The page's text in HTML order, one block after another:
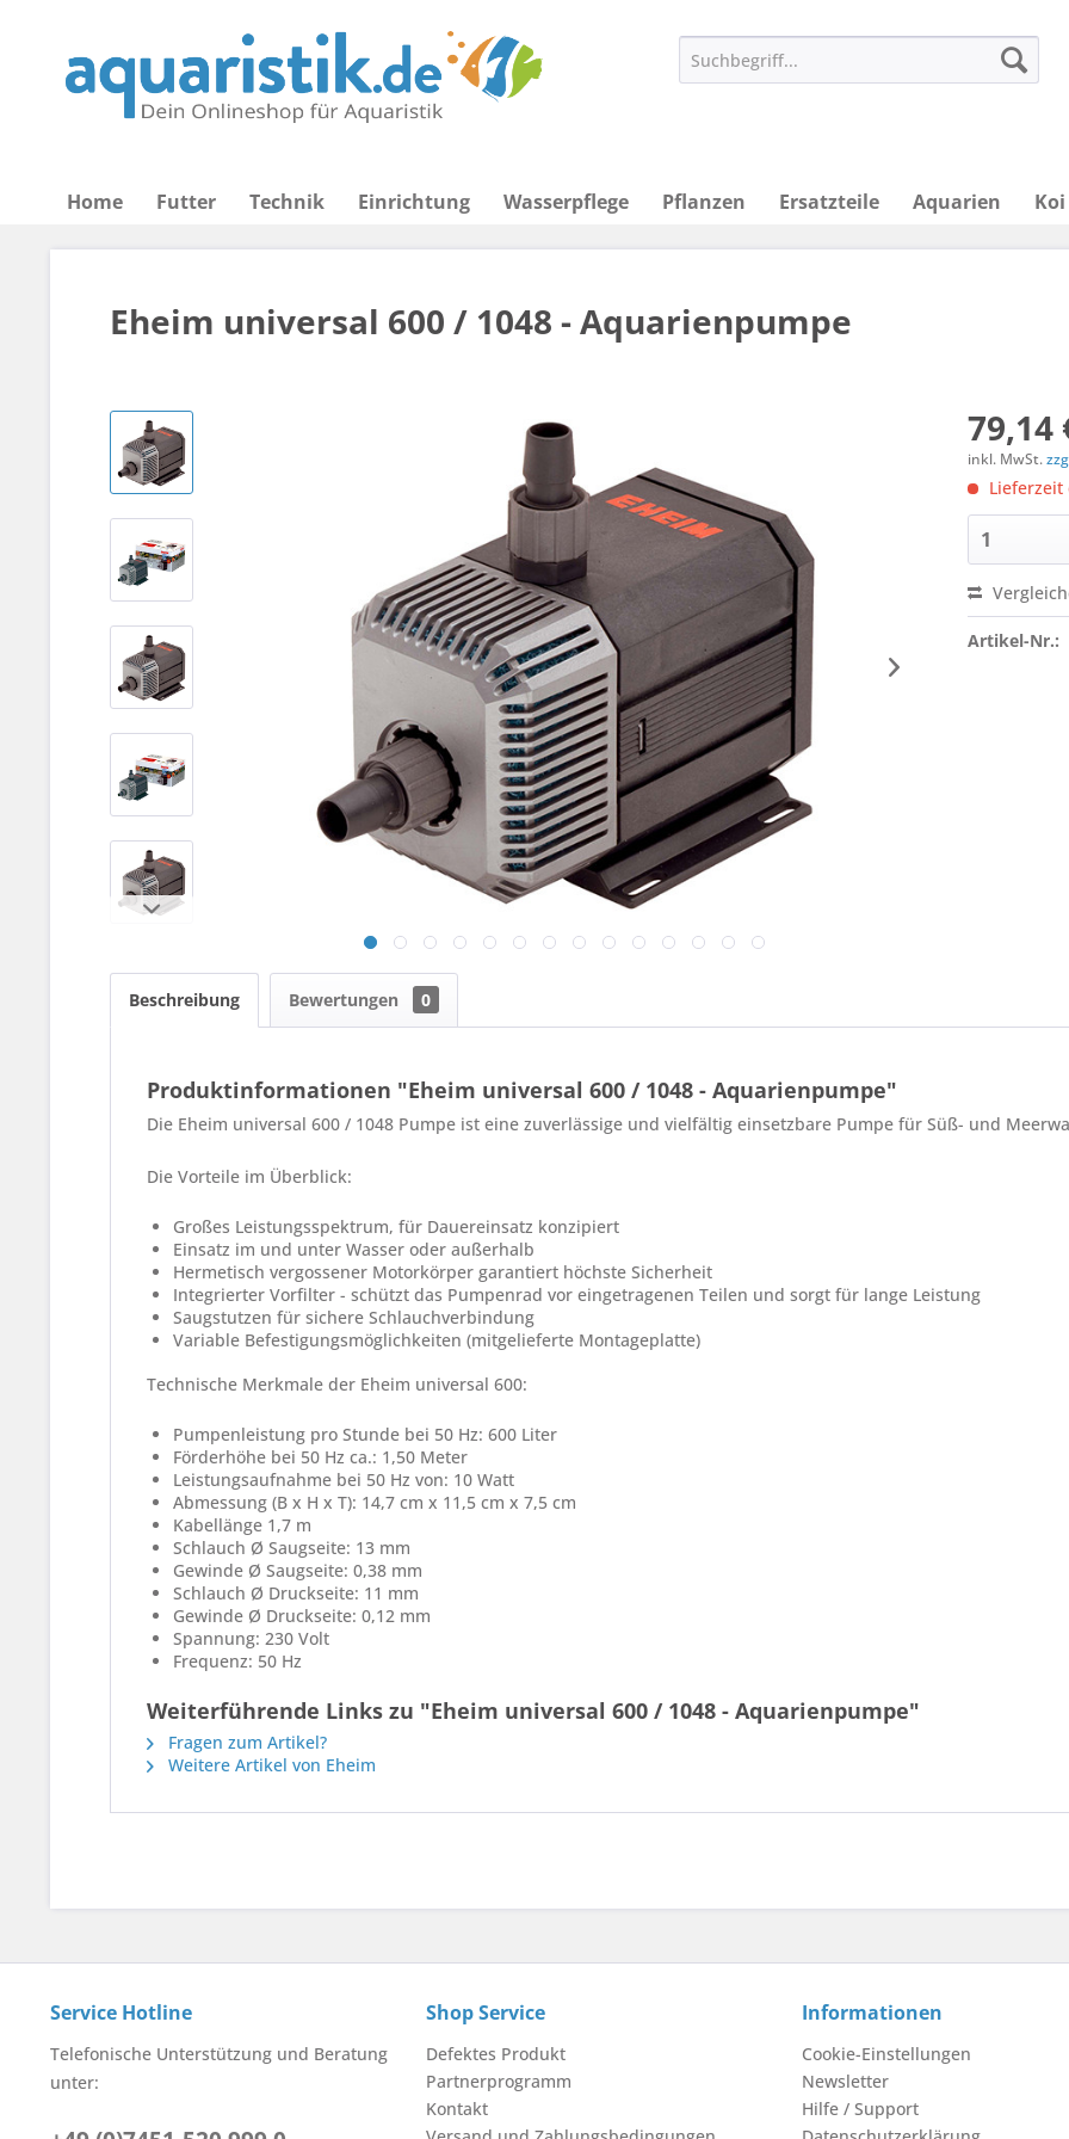
Home Futter Technik Einrichtung Wasserpflege Pflanzen Ersatzteile Aquarien
Eheim universal 600 / 1048 - Aquarienpumpe
79,14
inkl. MwSt.
Lieferzeit
Artikel-Nr.:
Beschreibung Bewertungen 0
Produktinformationen "Eheim universal 600 / 1048 - Aquarienpumpe"
Die Eheim universal 600 / 1048 Pumpe ist eine zuverlässige und vielfältig einsetzbare Pumpe für Süß- und
Die Vorteile im Überblick:
Großes Leistungsspektrum, für Dauereinsatz konzipiert
Einsatz im und unter Wasser oder außerhalb
Hermetisch vergossener Motorkörper garantiert höchste Sicherheit
Integrierter Vorfilter - schützt das Pumpenrad vor eingetragenen Teilen und sorgt für lange Leistung
Saugstutzen für sichere Schlauchverbindung
Variable Befestigungsmöglichkeiten (mitgelieferte Montageplatte)
Technische Merkmale der Eheim universal 600:
Pumpenleistung pro Stunde bei 50 Hz: 600 Liter
Förderhöhe bei 50 Hz ca.: 1,50 Meter
Leistungsaufnahme bei 50 Hz von: 10 Watt
Abmessung (B x H x T): 14,7 cm x 11,5 cm x 7,5 cm
Kabellänge 1,7 m
Schlauch Ø Saugseite: 13 mm
Gewinde Ø Saugseite: 0,38 mm
Schlauch Ø Druckseite: 11 mm
Gewinde Ø Druckseite: 0,12 mm
Spannung: 230 Volt
Frequenz: 50 Hz
Weiterführende Links zu "Eheim universal 600 / 1048 - Aquarienpumpe"
Fragen zum Artikel?
Weitere Artikel von Eheim
Service Hotline
Telefonische Unterstützung und Beratung
unter:
Shop Service
Defektes Produkt
Partnerprogramm
Kontakt
Informationen
Cookie-Einstellungen
Newsletter
Hilfe / Support